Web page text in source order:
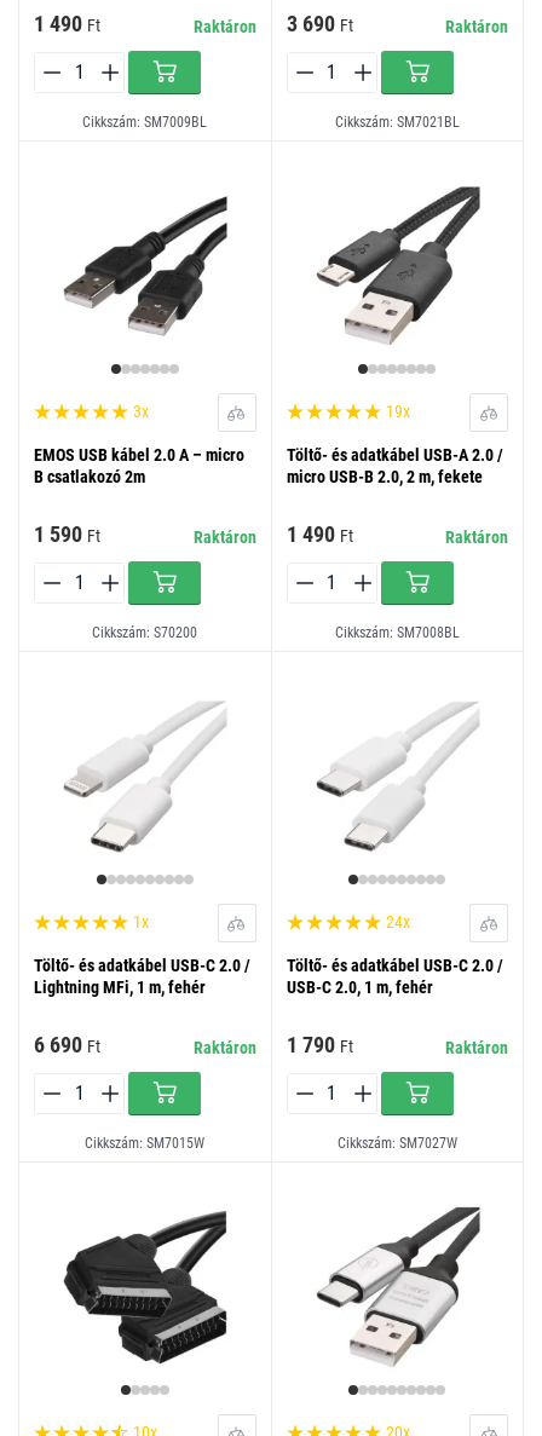
1 490 Ft Raktáron
Cikkszám: SM7009BL
3 690 Ft Raktáron
Cikkszám: SM7021BL
3x
EMOS USB kábel 2.0 A – micro
B csatlakozó 2m
1 590 Ft Raktáron
Cikkszám: S70200
19x
Töltő- és adatkábel USB-A 2.0 /
micro USB-B 2.0, 2 m, fekete
1 490 Ft Raktáron
Cikkszám: SM7008BL
1x
Töltő- és adatkábel USB-C 2.0 /
Lightning MFi, 1 m, fehér
6 690 Ft Raktáron
Cikkszám: SM7015W
24x
Töltő- és adatkábel USB-C 2.0 /
USB-C 2.0, 1 m, fehér
1 790 Ft Raktáron
Cikkszám: SM7027W